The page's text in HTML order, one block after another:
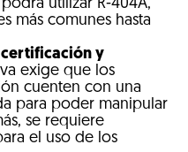
utilizar R-404A,
más comunes hasta
certificación y
exige que los
cuenten con una
para poder manipular
se requiere
el uso de los